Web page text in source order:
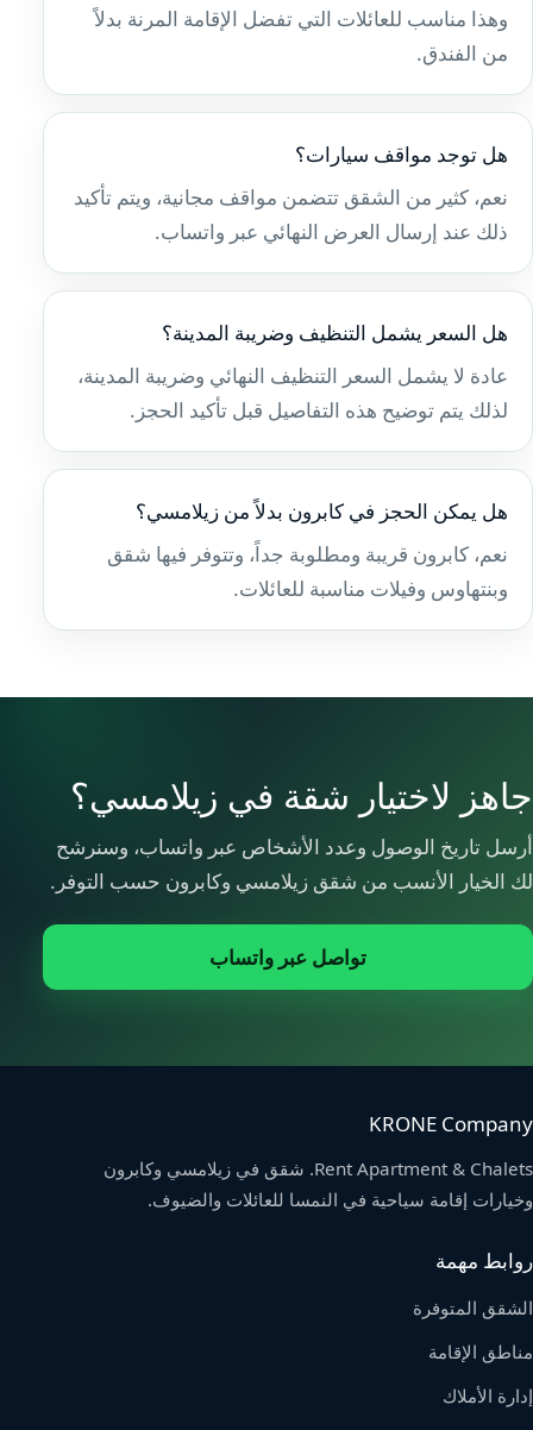
وهذا مناسب للعائلات التي تفضل الإقامة المرنة بدلاً
من الفندق.
هل توجد مواقف سيارات؟
نعم، كثير من الشقق تتضمن مواقف مجانية، ويتم تأكيد
ذلك عند إرسال العرض النهائي عبر واتساب.
هل السعر يشمل التنظيف وضريبة المدينة؟
عادة لا يشمل السعر التنظيف النهائي وضريبة المدينة،
لذلك يتم توضيح هذه التفاصيل قبل تأكيد الحجز.
هل يمكن الحجز في كابرون بدلاً من زيلامسي؟
نعم، كابرون قريبة ومطلوبة جداً، وتتوفر فيها شقق
وبنتهاوس وفيلات مناسبة للعائلات.
جاهز لاختيار شقة في زيلامسي؟
أرسل تاريخ الوصول وعدد الأشخاص عبر واتساب، وسنرشح
لك الخيار الأنسب من شقق زيلامسي وكابرون حسب التوفر.
تواصل عبر واتساب
KRONE Company
Rent Apartment & Chalets. شقق في زيلامسي وكابرون
وخيارات إقامة سياحية في النمسا للعائلات والضيوف.
روابط مهمة
الشقق المتوفرة
مناطق الإقامة
إدارة الأملاك